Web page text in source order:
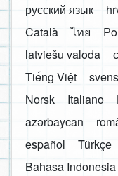
русский язык
Català
ไทย
latviešu valoda
Tiếng Việt
Norsk
Italiano
azərbaycan
español
Türkçe
Bahasa Indonesia